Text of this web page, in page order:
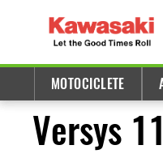
MOTOCICLETE
Versys